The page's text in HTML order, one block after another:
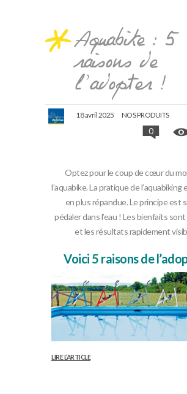
Aquabike : 5
raisons de
l’adopter !
18 avril 2025 NOS PRODUITS
0
Optez pour le coup de cœur du
l’aquabike. La pratique de l’aquabiking
en plus répandue. Le principe est
pédaler dans l’eau ! Les bienfaits
et les résultats rapidement
Voici 5 raisons de
LIRE L’ARTICLE